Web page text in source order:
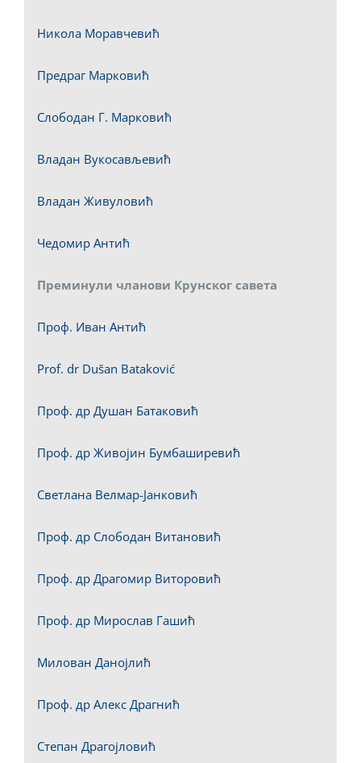
Никола Моравчевић
Предраг Марковић
Слободан Г. Марковић
Владан Вукосављевић
Владан Живуловић
Чедомир Антић
Преминули чланови Крунског савета
Проф. Иван Антић
Prof. dr Dušan Bataković
Проф. др Душан Батаковић
Проф. др Живојин Бумбаширевић
Светлана Велмар-Јанковић
Проф. др Слободан Витановић
Проф. др Драгомир Виторовић
Проф. др Мирослав Гашић
Милован Данојлић
Проф. др Алекс Драгнић
Степан Драгојловић